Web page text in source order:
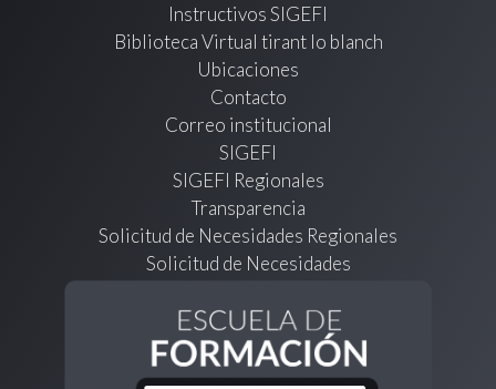
Instructivos SIGEFI
Biblioteca Virtual tirant lo blanch
Ubicaciones
Contacto
Correo institucional
SIGEFI
SIGEFI Regionales
Transparencia
Solicitud de Necesidades Regionales
Solicitud de Necesidades